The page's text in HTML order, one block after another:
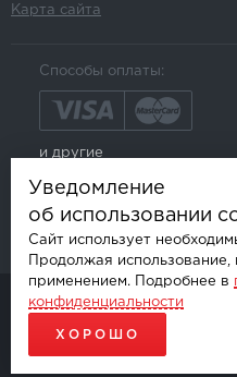
Карта сайта
Способы оплаты:
и другие
© AKSGROUP, 2026.
ПРОДАЖА И УСТАНОВКА
ПРОДВИЖЕНИЕ САЙТОВ - SEO-
Уведомление
об использовании
Сайт использует
Продолжая использование,
применением. Подробнее в
конфиденциальности
ХОРОШО